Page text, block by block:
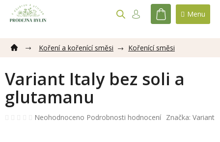
obsah
NÁKUPNÍ
Koření a kořenící směsi Kořenící směsi
Variant Italy bez soli a
glutamanu
Průměrné
Neohodnoceno Podrobnosti hodnocení Značka: Variant